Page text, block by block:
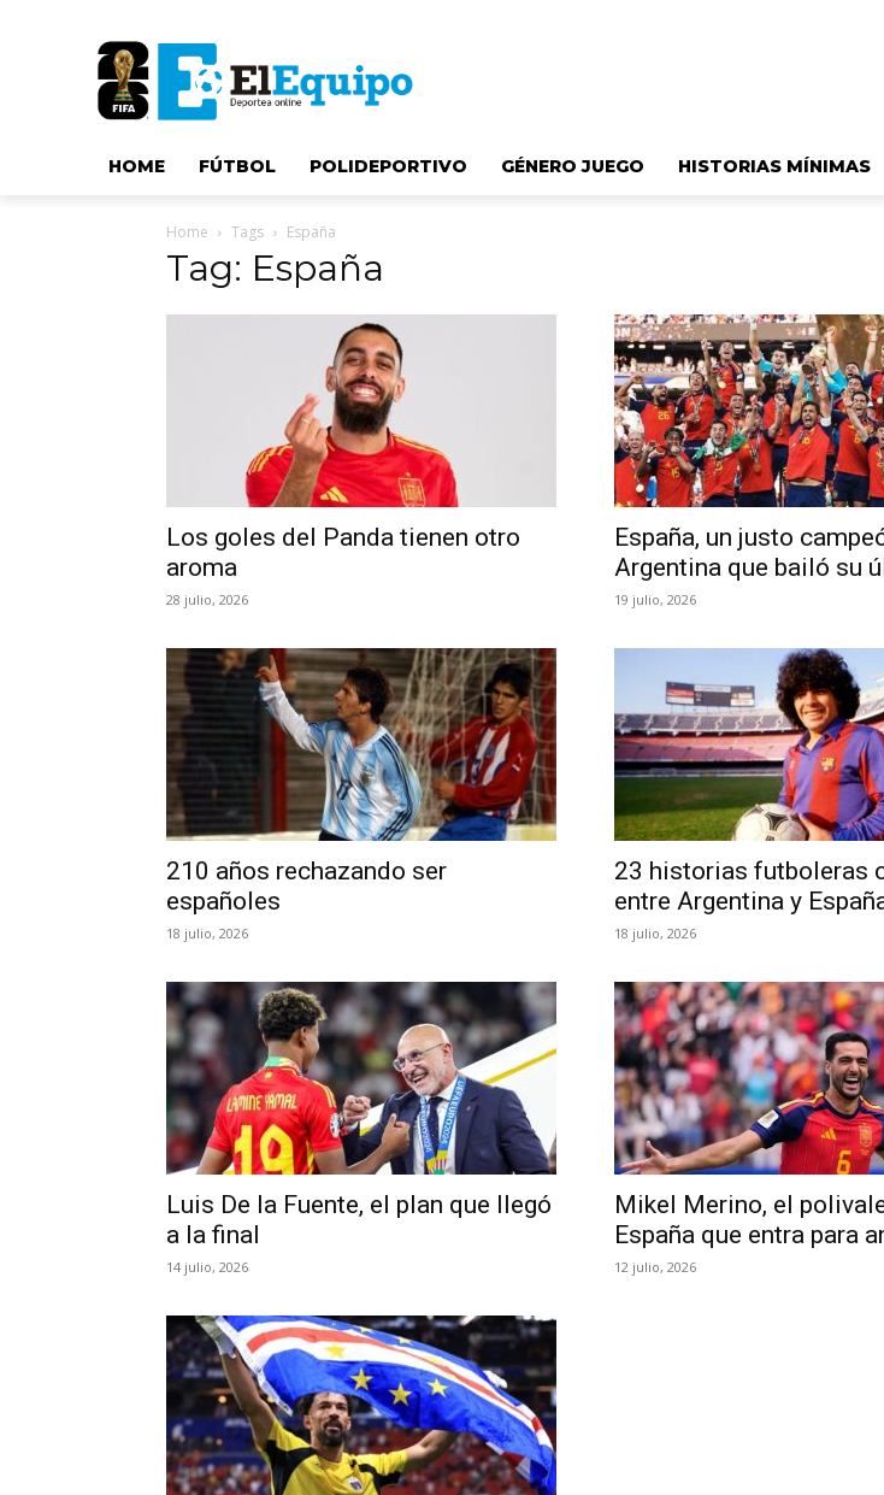
HOME FÚTBOL POLIDEPORTIVO GÉNERO JUEGO HISTORIAS MÍNIMAS
Home Tags España
Tag: España
Los goles del Panda tienen otro
aroma
28 julio, 2026
España, un justo
Argentina que bailó su
19 julio, 2026
210 años rechazando ser
españoles
18 julio, 2026
23 historias futboleras
entre Argentina y
18 julio, 2026
Luis De la Fuente, el plan que llegó
a la final
14 julio, 2026
Mikel Merino, el
España que entra para
12 julio, 2026